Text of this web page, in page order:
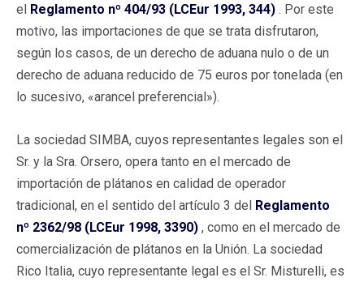
el Reglamento nº 404/93 (LCEur 1993, 344) . Por este
motivo, las importaciones de que se trata disfrutaron,
según los casos, de un derecho de aduana nulo o de un
derecho de aduana reducido de 75 euros por tonelada (en
lo sucesivo, «arancel preferencial»).
La sociedad SIMBA, cuyos representantes legales son el
Sr. y la Sra. Orsero, opera tanto en el mercado de
importación de plátanos en calidad de operador
tradicional, en el sentido del artículo 3 del Reglamento
nº 2362/98 (LCEur 1998, 3390) , como en el mercado de
comercialización de plátanos en la Unión. La sociedad
Rico Italia, cuyo representante legal es el Sr. Misturelli, es